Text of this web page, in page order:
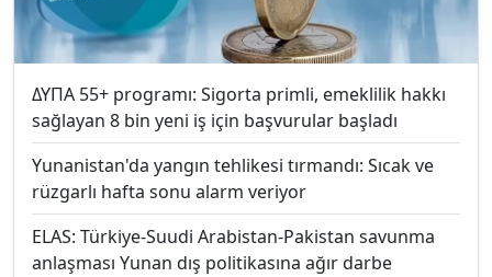
ΔΥΠΑ 55+ programı: Sigorta primli, emeklilik hakkı
sağlayan 8 bin yeni iş için başvurular başladı
Yunanistan'da yangın tehlikesi tırmandı: Sıcak ve
rüzgarlı hafta sonu alarm veriyor
ELAS: Türkiye-Suudi Arabistan-Pakistan savunma
anlaşması Yunan dış politikasına ağır darbe